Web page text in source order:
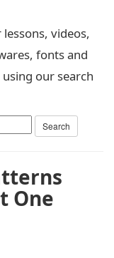
videos,
fonts and
our search
One